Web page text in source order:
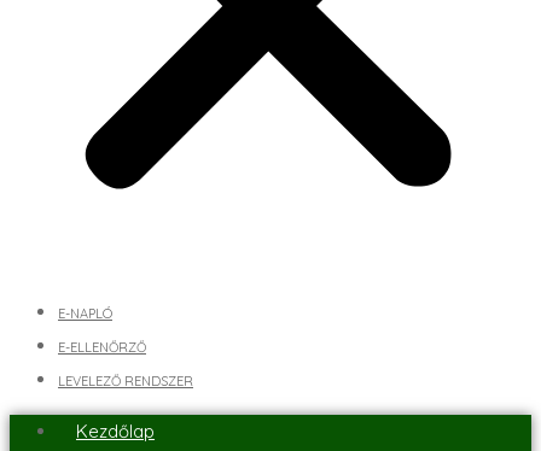
E-NAPLÓ
E-ELLENŐRZŐ
LEVELEZŐ RENDSZER
Kezdőlap